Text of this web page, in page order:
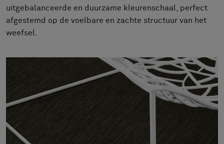
Over ons
FAQ
Image & Material Bank
Pattern Tile Tool
Selecteer land
uitgebalanceerde en duurzame kleurenschaal, perfect
afgestemd op de voelbare en zachte structuur van het
weefsel.